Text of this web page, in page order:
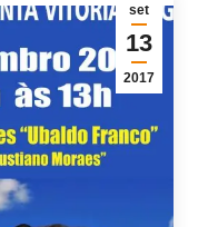
set
13
2017